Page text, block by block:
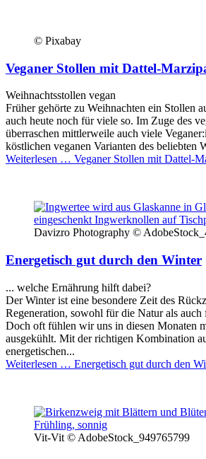
© Pixabay
Veganer Stollen mit Dattel-
Weihnachtsstollen vegan
Früher gehörte zu Weihnachten ein Stollen
auch heute noch für viele so. Im Zuge des
überraschen mittlerweile auch viele
köstlichen veganen Varianten des beliebten
Weiterlesen … Veganer Stollen mit Dattel-
Davizro Photography ©
Energetisch gut durch den Winter
... welche Ernährung hilft dabei?
Der Winter ist eine besondere Zeit des
Regeneration, sowohl für die Natur als auch
Doch oft fühlen wir uns in diesen Monaten
ausgekühlt. Mit der richtigen Kombination
energetischen...
Weiterlesen … Energetisch gut durch den
Vit-Vit © AdobeStock_949765799